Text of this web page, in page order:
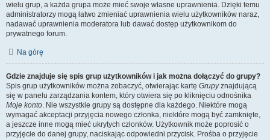
wielu grup, a każda grupa może mieć swoje własne uprawnienia. Dzięki temu
administratorzy mogą łatwo zmieniać uprawnienia wielu użytkowników naraz,
nadawać uprawnienia moderatora lub dawać dostęp użytkownikom do
prywatnego forum.
Na górę
Gdzie znajduje się spis grup użytkowników i jak można dołączyć do grupy?
Spis grup użytkowników można zobaczyć, otwierając kartę Grupyznajdującą
się w panelu zarządzania kontem, który otwiera się po kliknięciu odnośnika
Moje konto. Nie wszystkie grupy są dostępne dla każdego. Niektóre mogą
wymagać akceptacji przyjęcia nowego członka, niektóre mogą być zamknięte,
a jeszcze inne mogą mieć ukrytych członków. Użytkownik może poprosić o
przyjęcie do danej grupy, naciskając odpowiedni przycisk. Prośba o przyjęcie